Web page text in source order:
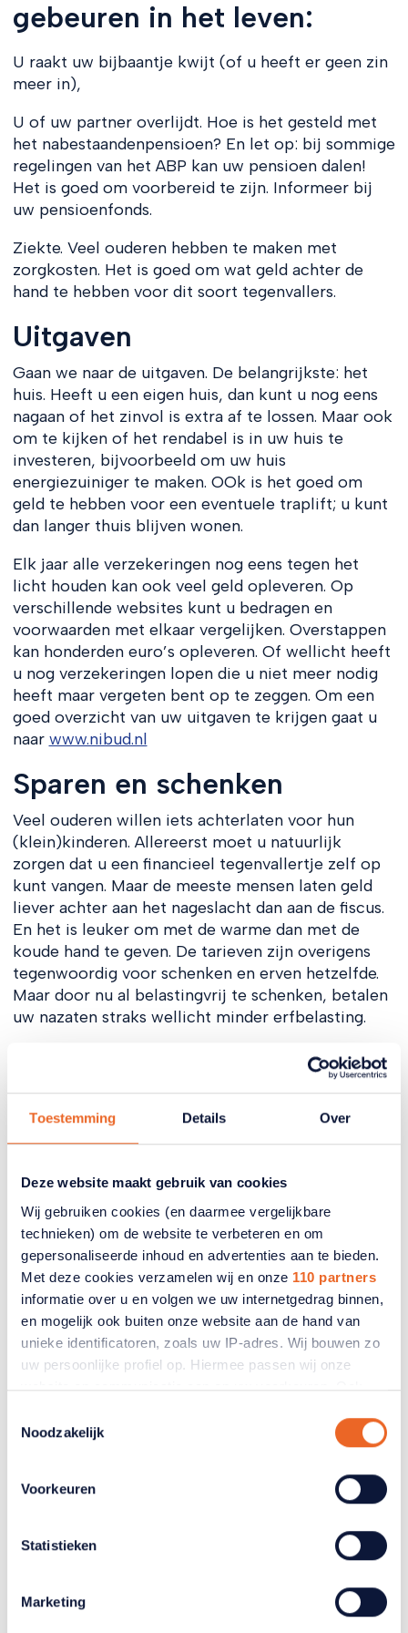
Toestemming Details Over
Deze website maakt gebruik van cookies
Wij gebruiken cookies (en daarmee vergelijkbare
technieken) om de website te verbeteren en om
gepersonaliseerde inhoud en advertenties aan te bieden.
Met deze cookies verzamelen wij en onze 110 partners
informatie over u en volgen we uw internetgedrag binnen,
en mogelijk ook buiten onze website aan de hand van
unieke identificatoren, zoals uw IP-adres. Wij bouwen zo
uw persoonlijke profiel op. Hiermee passen wij onze
website en communicatie aan op uw voorkeuren. Ook
van uw recente internetgedrag. Ook delen we mogelijk
partners voor social media, adverteren en analyse. Deze
partners kunnen deze gegevens combineren met andere
verzameld op basis van uw gebruik van hun services.
Verandert u later van gedachten? U kunt uw voorkeuren
op het blauwe icoontje linksonder.
Noodzakelijk
Voorkeuren
Statistieken
Marketing
gebeuren in het leven:
U raakt uw bijbaantje kwijt (of u heeft er geen zin
meer in),
U of uw partner overlijdt. Hoe is het gesteld met
het nabestaandenpensioen? En let op: bij sommige
regelingen van het ABP kan uw pensioen dalen!
Het is goed om voorbereid te zijn. Informeer bij
uw pensioenfonds.
Ziekte. Veel ouderen hebben te maken met
zorgkosten. Het is goed om wat geld achter de
hand te hebben voor dit soort tegenvallers.
Uitgaven
Gaan we naar de uitgaven. De belangrijkste: het
huis. Heeft u een eigen huis, dan kunt u nog eens
nagaan of het zinvol is extra af te lossen. Maar ook
om te kijken of het rendabel is in uw huis te
investeren, bijvoorbeeld om uw huis
energiezuiniger te maken. OOk is het goed om
geld te hebben voor een eventuele traplift; u kunt
dan langer thuis blijven wonen.
Elk jaar alle verzekeringen nog eens tegen het
licht houden kan ook veel geld opleveren. Op
verschillende websites kunt u bedragen en
voorwaarden met elkaar vergelijken. Overstappen
kan honderden euro’s opleveren. Of wellicht heeft
u nog verzekeringen lopen die u niet meer nodig
heeft maar vergeten bent op te zeggen. Om een
goed overzicht van uw uitgaven te krijgen gaat u
naar www.nibud.nl
Sparen en schenken
Veel ouderen willen iets achterlaten voor hun
(klein)kinderen. Allereerst moet u natuurlijk
zorgen dat u een financieel tegenvallertje zelf op
kunt vangen. Maar de meeste mensen laten geld
liever achter aan het nageslacht dan aan de fiscus.
En het is leuker om met de warme dan met de
koude hand te geven. De tarieven zijn overigens
tegenwoordig voor schenken en erven hetzelfde.
Maar door nu al belastingvrij te schenken, betalen
uw nazaten straks wellicht minder erfbelasting.
Op de website van de belastingdienst vindt u de
tarieven en de vrijstellingen. Een beetje met geld
spelen op zo’n regenachtige dag kan dan opeens
toch weer leuk worden.
www.belastingdienst.nl
www.mijnpensioenoverzicht.nl
Gerelateerde artikelen